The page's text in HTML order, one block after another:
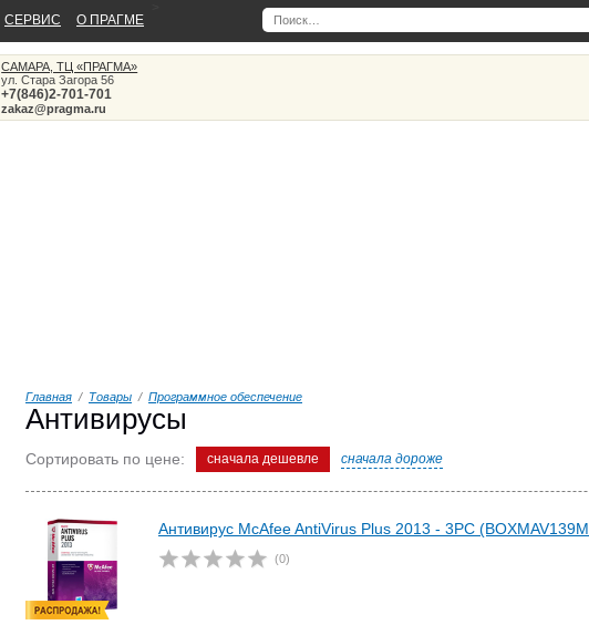
СЕРВИС О ПРАГМЕ
САМАРА, ТЦ «ПРАГМА»
ул. Стара Загора 56
+7(846)2-701-701
zakaz@pragma.ru
Главная / Товары / Программное обеспечение
Антивирусы
Сортировать по цене: сначала дешевле сначала дороже
Антивирус McAfee AntiVirus Plus 2013 - 3PC
(0)